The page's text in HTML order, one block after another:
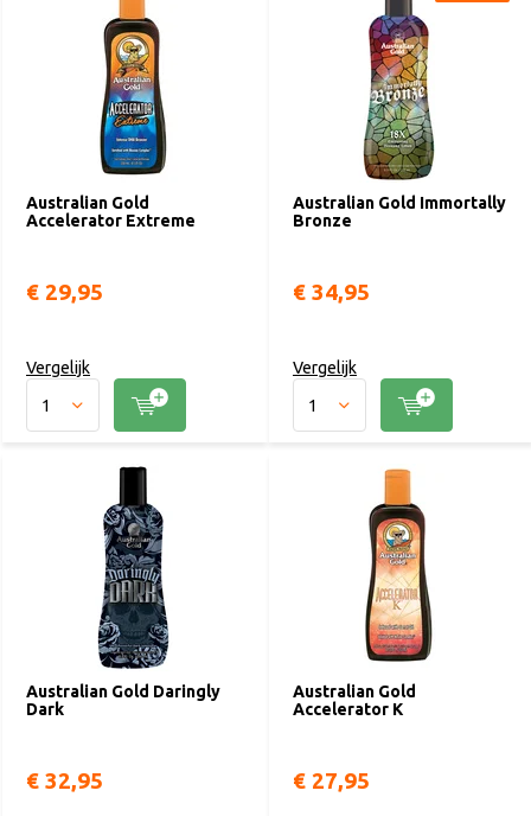
Australian Gold
Accelerator Extreme
€ 29,95
Vergelijk
Australian Gold Immortally
Bronze
€ 34,95
Vergelijk
Australian Gold Daringly
Dark
€ 32,95
Australian Gold
Accelerator K
€ 27,95